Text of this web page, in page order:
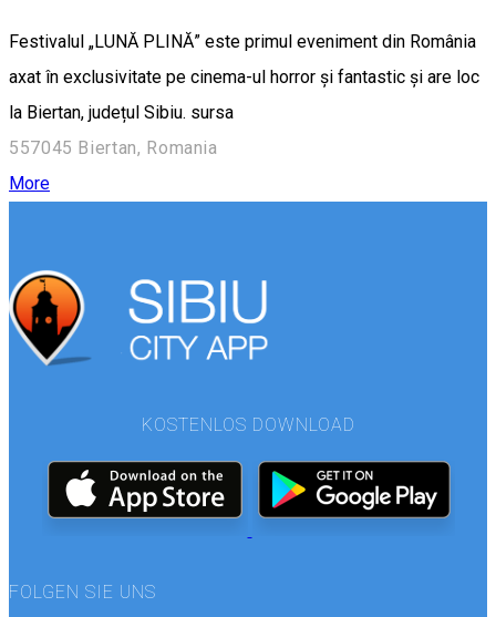
Festivalul „LUNĂ PLINĂ” este primul eveniment din România
axat în exclusivitate pe cinema-ul horror și fantastic și are loc
la Biertan, județul Sibiu. sursa
557045 Biertan, Romania
More
KOSTENLOS DOWNLOAD
FOLGEN SIE UNS